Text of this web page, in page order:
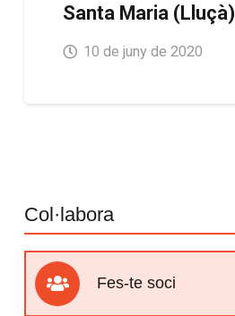
Santa Maria (Lluçà)
10 de juny de 2020
Col·labora
Fes-te soci